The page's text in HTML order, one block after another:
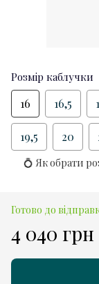
Розмір каблучки
16 16,5
19,5 20
💍 Як обрати
Готово до
4 040 грн